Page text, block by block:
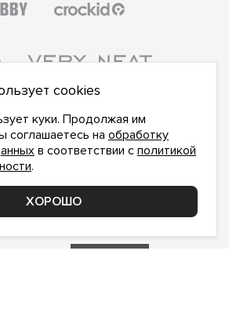
НА НОВОСТИ:
конфиденциальностиознакомлен и
cookies
куки. Продолжая им
соглашаетесь на обработку
в соответствии с политикой
.
ХОРОШО